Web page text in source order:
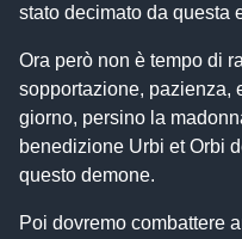
stato decimato da questa
Ora però non è tempo di
sopportazione, pazienza,
giorno, persino la
benedizione Urbi et Orbi
questo demone.
Poi dovremo combattere